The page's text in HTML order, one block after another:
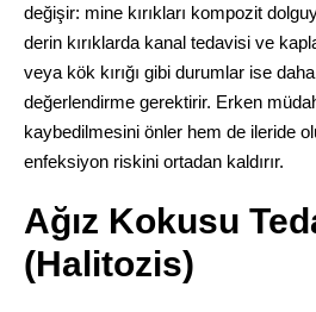
değişir: mine kırıkları kompozit
derin kırıklarda kanal tedavisi ve
veya kök kırığı gibi durumlar ise
değerlendirme gerektirir. Erken
kaybedilmesini önler hem de ileride
enfeksiyon riskini ortadan kaldırır.
Ağız Kokusu
(Halitozis)